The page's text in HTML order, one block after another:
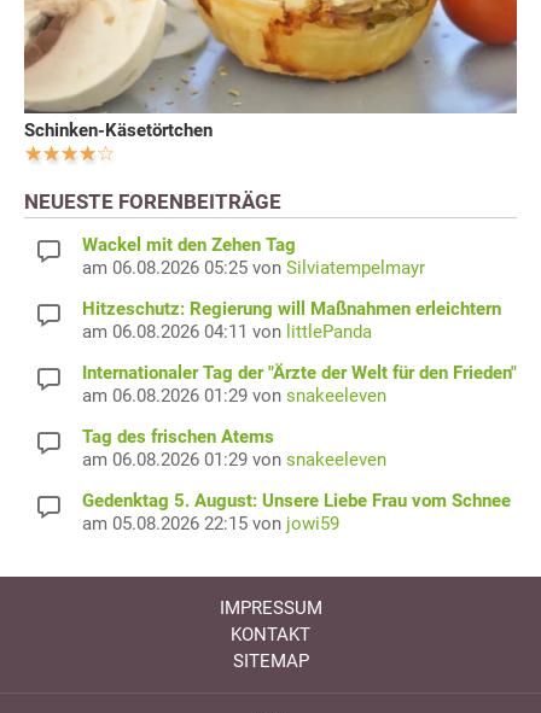
Schinken-Käsetörtchen
NEUESTE FORENBEITRÄGE
Wackel mit den Zehen Tag
am 06.08.2026 05:25 von Silviatempelmayr
Hitzeschutz: Regierung will Maßnahmen erleichtern
am 06.08.2026 04:11 von littlePanda
Internationaler Tag der "Ärzte der Welt für den Frieden"
am 06.08.2026 01:29 von snakeeleven
Tag des frischen Atems
am 06.08.2026 01:29 von snakeeleven
Gedenktag 5. August: Unsere Liebe Frau vom Schnee
am 05.08.2026 22:15 von jowi59
IMPRESSUM
KONTAKT
SITEMAP